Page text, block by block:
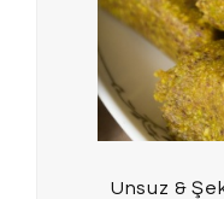
Unsuz &